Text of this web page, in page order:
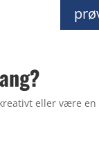
eller være